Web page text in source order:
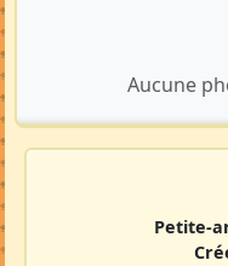
Aucune
Petite-